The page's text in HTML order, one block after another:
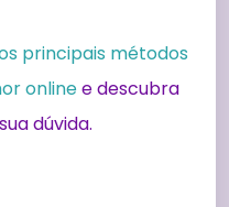
principais métodos
onlinee descubra
dúvida.